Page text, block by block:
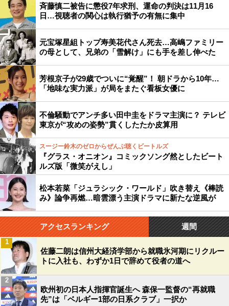
斉藤慎二被告に懲役7年求刑、運命の判決は11月16
日…視聴者の関心は執行猶予の有無に集中
元宝塚星組トップ寿美花代さん死去…高嶋ファミリー
の母として、兄弟の「雪解け」にも手を差し伸べた
芳根京子が29歳でついに“覚醒”！ 朝ドラから10年…
「地味な実力派」が局をまたぐ看板女優に
不倫騒動でアンチ多い田中圭をドラマ主演に？ テレビ
東京が“攻めの姿勢”貫くしたたか皮算用
スージー鈴木のゼロからぜんぶ聴くビートルズ
『グラス・オニオン』コミックソング然としたビート
ルズ版「微笑がえし」
松本若菜「ジュラシック・ワールド」吹き替え《棒読
み》論争再燃…暗雲漂う主演ドラマに新たな逆風が
アクセスランキング 週間
佐藤二朗は信州大経済学部から就職氷河期にリクルー
トに入社も、わずか1日で辞めて役者の道へ
1
欧州初の日本人指揮官誕生へ 森保一監督の“再就職
先”は「ベルギー1部の日系クラブ」一択か
2